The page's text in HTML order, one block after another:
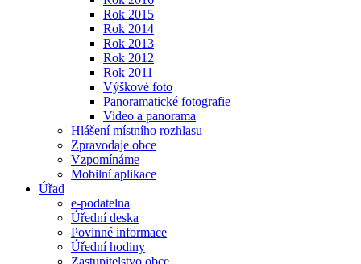
Rok 2015
Rok 2014
Rok 2013
Rok 2012
Rok 2011
Výškové foto
Panoramatické fotografie
Video a panorama
Hlášení místního rozhlasu
Zpravodaje obce
Vzpomínáme
Mobilní aplikace
Úřad
e-podatelna
Úřední deska
Povinné informace
Úřední hodiny
Zastupitelstvo obce